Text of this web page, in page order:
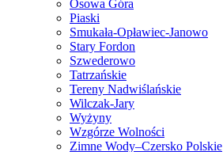
Osowa Góra
Piaski
Smukała-Opławiec-Janowo
Stary Fordon
Szwederowo
Tatrzańskie
Tereny Nadwiślańskie
Wilczak-Jary
Wyżyny
Wzgórze Wolności
Zimne Wody–Czersko Polskie